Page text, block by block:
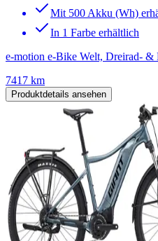
Mit 500 Akku (Wh)
In 1 Farbe erhältlich
e-motion e-Bike Welt, Dreirad- &
7417 km
Produktdetails ansehen